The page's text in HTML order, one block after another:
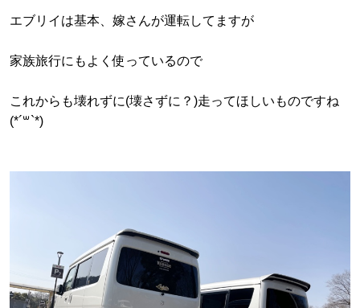
エブリイは基本、嫁さんが運転してますが
家族旅行にもよく使っているので
これからも壊れずに(壊さずに？)走ってほしいものですね
(*´꒳`*)